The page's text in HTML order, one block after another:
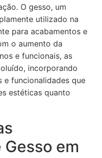
O gesso, um
utilizado na
para acabamentos e
o aumento da
e funcionais, as
incorporando
e funcionalidades que
estéticas quanto
em